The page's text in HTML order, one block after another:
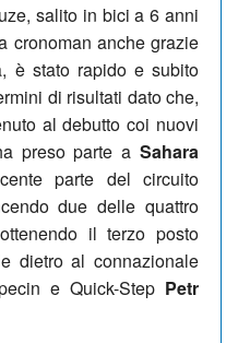
salito in bici a 6 anni
cronoman anche grazie
è stato rapido e subito
di risultati dato che,
al debutto coi nuovi
preso parte aSahara
parte del circuito
due delle quattro
il terzo posto
dietro al connazionale
e Quick-Step Petr